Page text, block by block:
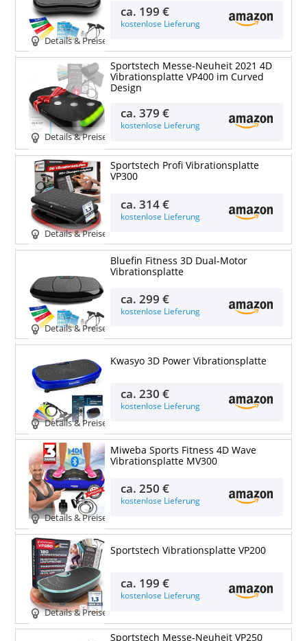
Details & Preise
ca. 199 €
kostenlose Lieferung
Details & Preise
Sportstech Messe-Neuheit 2021 4D
Vibrationsplatte VP400 im Curved
Design
ca.379 €
kostenlose Lieferung
Details & Preise
Sportstech Profi Vibrationsplatte
VP300
ca.314 €
kostenlose Lieferung
Details & Preise
Bluefin Fitness 3D Dual-Motor
Vibrationsplatte
ca.299 €
kostenlose Lieferung
Details & Preise
Kwasyo 3D Power Vibrationsplatte
ca.230 €
kostenlose Lieferung
Details & Preise
Miweba Sports Fitness 4D Wave
Vibrationsplatte MV300
ca.250 €
kostenlose Lieferung
Details & Preise
Sportstech Vibrationsplatte VP200
ca. 199 €
kostenlose Lieferung
Sportstech Messe-Neuheit VP250